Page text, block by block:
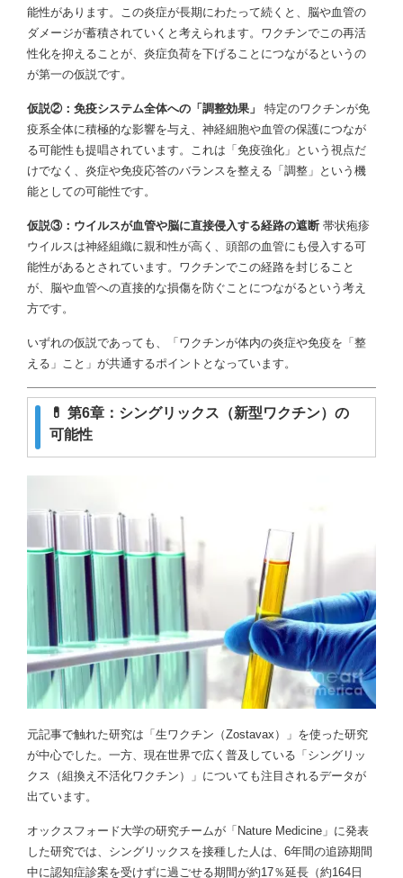
能性があります。この炎症が長期にわたって続くと、脳や血管の
ダメージが蓄積されていくと考えられます。ワクチンでこの再活
性化を抑えることが、炎症负荷を下げることにつながるというの
が第一の仮説です。
仮説②：免疫システム全体への「調整効果」
特定のワクチンが免
疫系全体に積極的な影響を与え、神経細胞や血管の保護につなが
る可能性も提唱されています。これは「免疫強化」という視点だ
けでなく、炎症や免疫応答のバランスを整える「調整」という機
能としての可能性です。
仮説③：ウイルスが血管や脳に直接侵入する経路の遮断 帯状疱疹
ウイルスは神経組織に親和性が高く、頭部の血管にも侵入する可
能性があるとされています。ワクチンでこの経路を封じること
が、脳や血管への直接的な損傷を防ぐことにつながるという考え
方です。
いずれの仮説であっても、「ワクチンが体内の炎症や免疫を「整
える」こと」が共通するポイントとなっています。
💊 第6章：シングリックス（新型ワクチン）の
可能性
元記事で触れた研究は「生ワクチン（Zostavax）」を使った研究
が中心でした。一方、現在世界で広く普及している「シングリッ
クス（組換え不活化ワクチン）」についても注目されるデータが
出ています。
オックスフォード大学の研究チームが「Nature Medicine」に発表
した研究では、シングリックスを接種した人は、6年間の追跡期間
中に認知症診案を受けずに過ごせる期間が約17％延長（約164日